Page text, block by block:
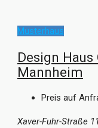
Musterhaus
Design Haus
Mannheim
Preis auf
Xaver-Fuhr-Straße